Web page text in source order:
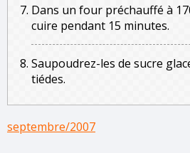
Dans un four préchauffé à
cuire pendant 15 minutes.
Saupoudrez-les de sucre
tiédes.
septembre/2007